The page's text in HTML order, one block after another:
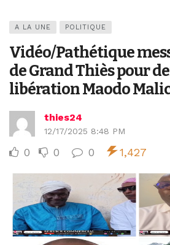
A LA UNE POLITIQUE
Vidéo/Pathétique
de Grand Thiès pour
libération Maodo
thies24
12/17/2025 8:48 PM
0 0 0 1,427